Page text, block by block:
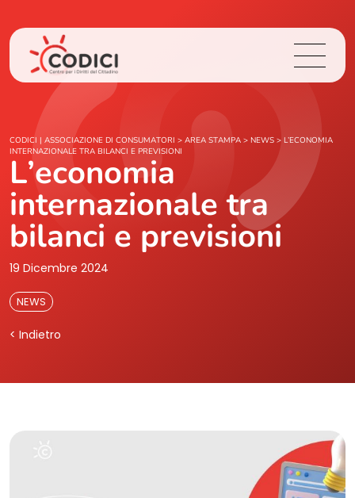
Chi Siamo
Cosa Facciamo
Area Stampa
CODICI | ASSOCIAZIONE DI CONSUMATORI > AREA STAMPA > NEWS > L’ECONOMIA
INTERNAZIONALE TRA BILANCI E PREVISIONI
L’economia
internazionale tra
bilanci e previsioni
19 Dicembre 2024
NEWS
< Indietro